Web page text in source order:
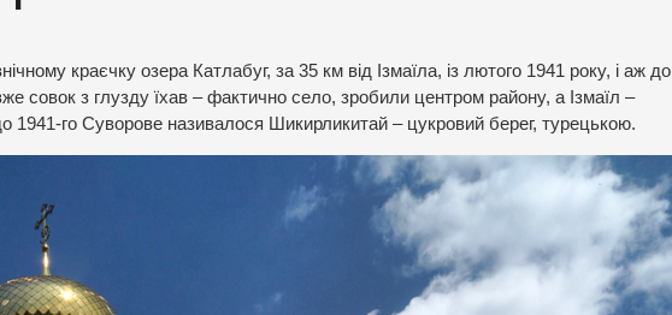
краєчку озера Катлабуг, за 35 км від Ізмаїла, із лютого 1941 року, і аж до
совок з глузду їхав – фактично село, зробили центром району, а Ізмаїл –
1941-го Суворове називалося Шикирликитай – цукровий берег, турецькою.